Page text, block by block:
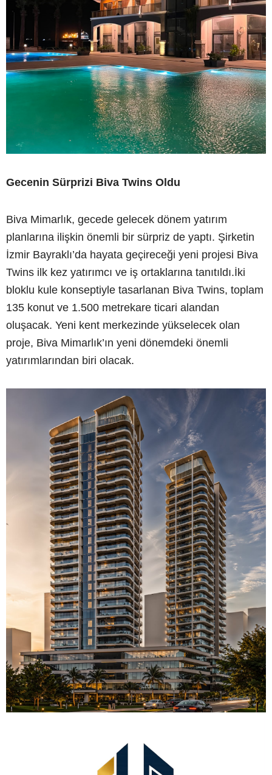
Gecenin Sürprizi Biva Twins Oldu
Biva Mimarlık, gecede gelecek dönem yatırım
planlarına ilişkin önemli bir sürpriz de yaptı. Şirketin
İzmir Bayraklı’da hayata geçireceği yeni projesi Biva
Twins ilk kez yatırımcı ve iş ortaklarına tanıtıldı.İki
bloklu kule konseptiyle tasarlanan Biva Twins, toplam
135 konut ve 1.500 metrekare ticari alandan
oluşacak. Yeni kent merkezinde yükselecek olan
proje, Biva Mimarlık’ın yeni dönemdeki önemli
yatırımlarından biri olacak.